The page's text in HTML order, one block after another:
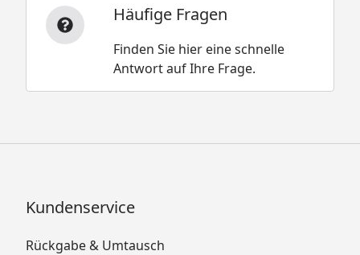
Häufige Fragen
Finden Sie hier eine schnelle
Antwort auf Ihre Frage.
Kundenservice
Rückgabe & Umtausch